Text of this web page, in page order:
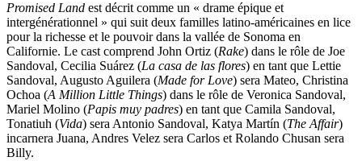
Promised Land est décrit comme un « drame épique et
intergénérationnel » qui suit deux familles latino-américaines en lice
pour la richesse et le pouvoir dans la vallée de Sonoma en
Californie. Le cast comprend John Ortiz (Rake) dans le rôle de Joe
Sandoval, Cecilia Suárez (La casa de las flores) en tant que Lettie
Sandoval, Augusto Aguilera (Made for Love) sera Mateo, Christina
Ochoa (A Million Little Things) dans le rôle de Veronica Sandoval,
Mariel Molino (Papis muy padres) en tant que Camila Sandoval,
Tonatiuh (Vida) sera Antonio Sandoval, Katya Martín (The Affair)
incarnera Juana, Andres Velez sera Carlos et Rolando Chusan sera
Billy.